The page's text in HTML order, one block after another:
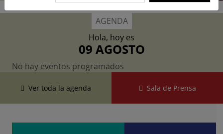
AGENDA
Hola, hoy es
09 AGOSTO
No hay eventos programados
Ver toda la agenda Sala de Prensa